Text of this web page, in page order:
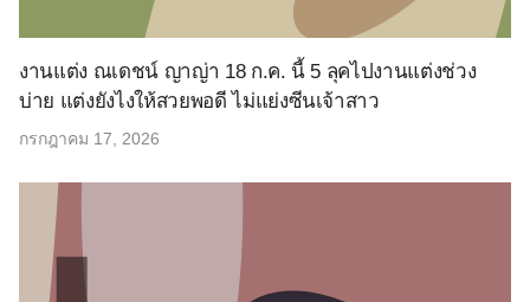
งานแต่ง ณเดชน์ ญาญ่า 18 ก.ค. นี้ 5 ลุคไปงานแต่งช่วง
บ่าย แต่งยังไงให้สวยพอดี ไม่แย่งซีนเจ้าสาว
กรกฎาคม 17, 2026